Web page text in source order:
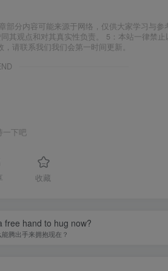
分内容可能来源于网络，仅供大家学习与
其观点和对其真实性负责。 5：本站一律禁
请联系我们我们会第一时间更新。
一下吧
收藏
free hand to hug now?
腾出手来拥抱现在？